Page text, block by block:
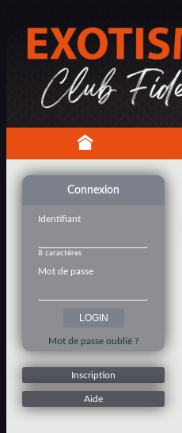
Connexion
Identifiant
8 caractères
Mot de passe
Mot de passe oublié ?
Inscription
Aide